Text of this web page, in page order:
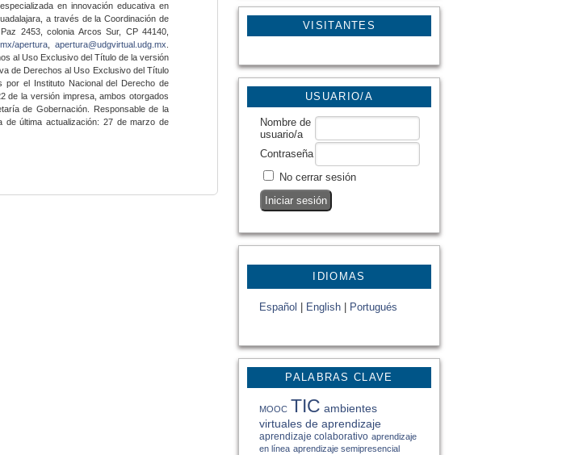
VISITANTES
USUARIO/A
Nombre de
usuario/a
Contraseña
No cerrar sesión
IDIOMAS
Español English Portugués
PALABRAS CLAVE
MOOC TIC ambientes
virtuales de aprendizaje
aprendizaje colaborativo aprendizaje
en línea aprendizaje semipresencial
en innovación educativa en
a través de la Coordinación de
2453, colonia Arcos Sur, CP 44140,
apertura apertura@udgvirtual.udg.mx
al Uso Exclusivo del Título de la versión
de Derechos al Uso Exclusivo del Título
por el Instituto Nacional del Derecho de
de la versión impresa, ambos otorgados
de Gobernación. Responsable de la
de última actualización: 27 de marzo de